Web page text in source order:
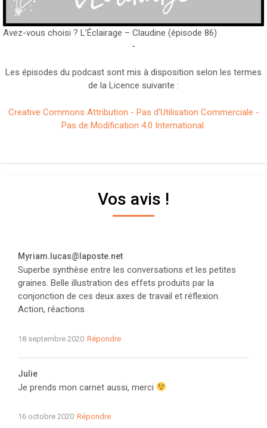
Avez-vous choisi ? L’Éclairage – Claudine (épisode 86)
-
Les épisodes du podcast sont mis à disposition selon les termes
de la Licence suivante :
Creative Commons Attribution - Pas d'Utilisation Commerciale -
Pas de Modification 4.0 International.
Vos avis !
Myriam.lucas@laposte.net
Superbe synthèse entre les conversations et les petites
graines. Belle illustration des effets produits par la
conjonction de ces deux axes de travail et réflexion.
Action, réactions
18 septembre 2020 Répondre
Julie
Je prends mon carnet aussi, merci
16 octobre 2020 Répondre